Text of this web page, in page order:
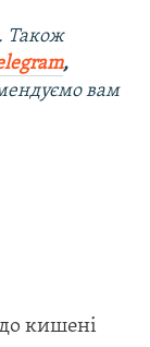
Також
,
вам
кишені